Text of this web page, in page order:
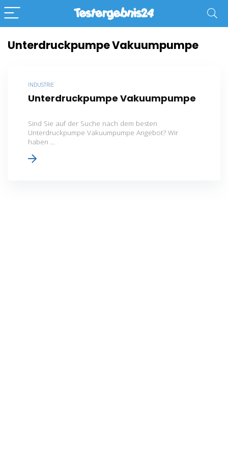
Unterdruckpumpe Vakuumpumpe
INDUSTRIE
Unterdruckpumpe Vakuumpumpe
Sind Sie auf der Suche nach dem besten
Unterdruckpumpe Vakuumpumpe Angebot? Wir
haben ...